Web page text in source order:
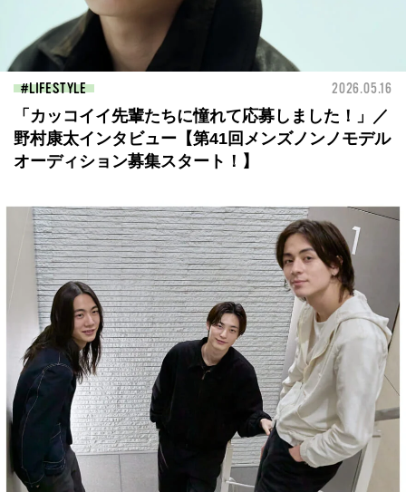
LIFESTYLE 2026.05.16
「カッコイイ先輩たちに憧れて応募しました！」／
野村康太インタビュー【第41回メンズノンノモデル
オーディション募集スタート！】